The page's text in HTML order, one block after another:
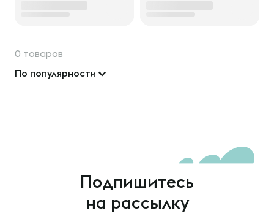
0 товаров
По популярности
Подпишитесь
на рассылку